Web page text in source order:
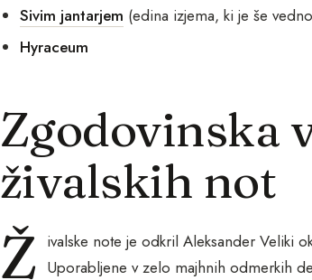
Sivim jantarjem (edina izjema, ki je še
Hyraceum
Zgodovinska
živalskih not
Ž ivalske note je odkril Aleksander Veliki
Uporabljene v zelo majhnih odmerkih